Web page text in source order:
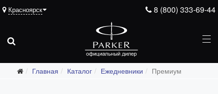
8 (800) 333-69-44
Красноярск
Главная Каталог Ежедневники Премиум